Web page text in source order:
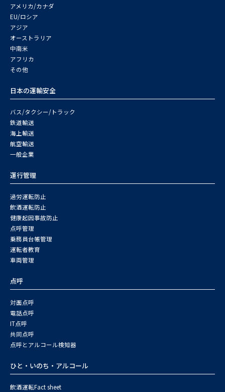
アメリカ/カナダ
EU/ロシア
アジア
オーストラリア
中南米
アフリカ
その他
日本の運輸安全
バス/タクシー/トラック
鉄道輸送
海上輸送
航空輸送
一般企業
運行管理
過労運転防止
飲酒運転防止
健康起因事故防止
点呼管理
乗務員台帳管理
運転者教育
車両管理
点呼
対面点呼
電話点呼
IT点呼
共同点呼
点呼とアルコール検知器
ひと・いのち・アルコール
飲酒運転Fact sheet